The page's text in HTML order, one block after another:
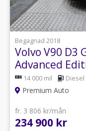
Begagnad 2018
Volvo V90 D3
Advanced
14 000 mil Diesel
Premium Auto
fr. 3 806 kr/mån
234 900 kr